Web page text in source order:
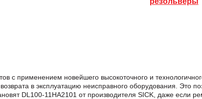
с применением новейшего высокоточного и
в эксплуатацию неисправного оборудования. Это
DL100-11HA2101 от производителя SICK, даже если